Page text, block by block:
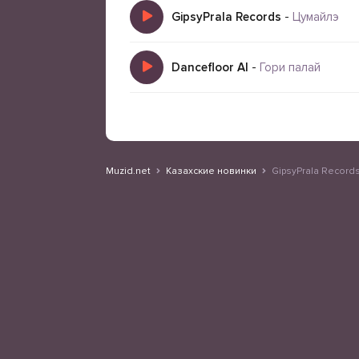
GipsyPrala Records - Цумайлэ
Dancefloor AI - Гори палай
Muzid.net Казахские новинки GipsyPrala